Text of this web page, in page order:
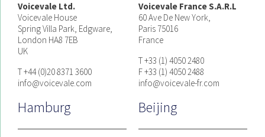
Voicevale Ltd.
Voicevale House
Spring Villa Park, Edgware,
London HA8 7EB
UK
T +44 (0)20 8371 3600
info@voicevale.com
Voicevale France S.A.R.L
60 Ave De New York,
Paris 75016
France
T +33 (1) 4050 2480
F +33 (1) 4050 2488
info@voicevale-fr.com
Hamburg Beijing